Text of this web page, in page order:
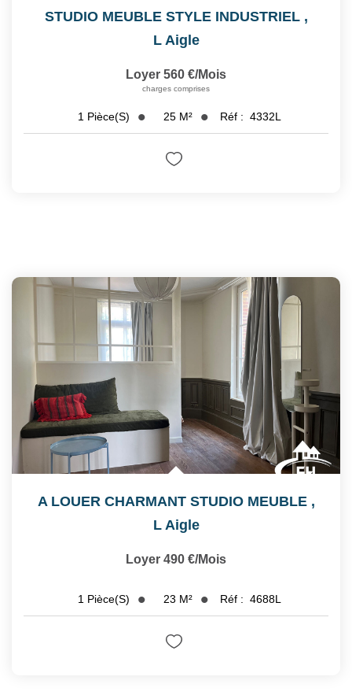
STUDIO MEUBLE STYLE INDUSTRIEL ,
L Aigle
Loyer 560 €/mois
charges comprises
1 Pièce(s) 25 M² Réf : 4332L
A LOUER CHARMANT STUDIO MEUBLE ,
L Aigle
Loyer 490 €/mois
1 Pièce(s) 23 M² Réf : 4688L